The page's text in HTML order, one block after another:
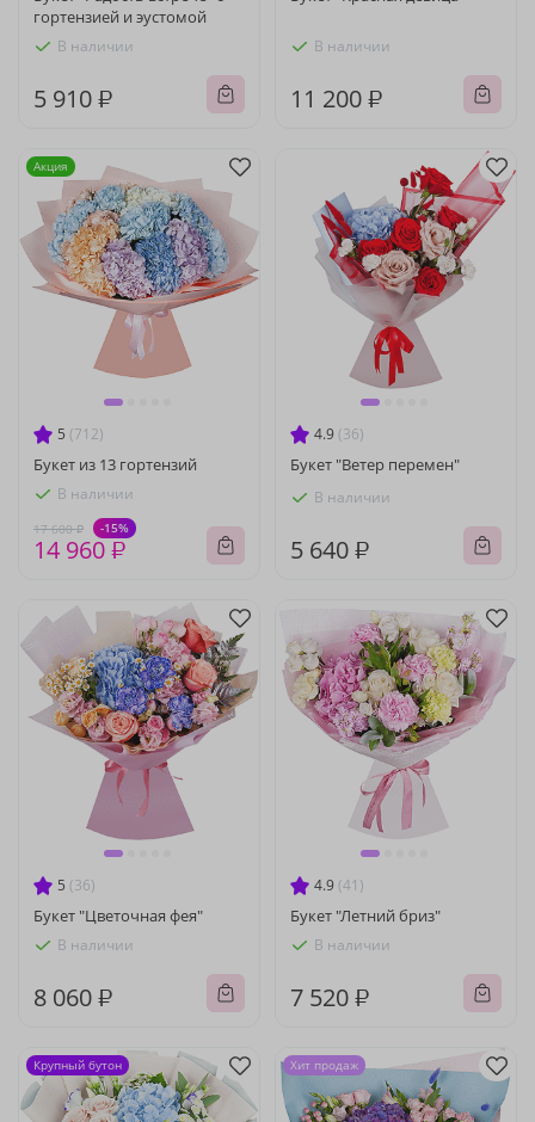
гортензией и эустомой
В наличии
5 910 ₽
В наличии
11 200 ₽
5 (712)
Букет из 13 гортензий
В наличии
17 600 ₽ -15%
14 960 ₽
Акция
4.9 (36)
Букет "Ветер перемен"
В наличии
5 640 ₽
5 (36)
Букет "Цветочная фея"
В наличии
8 060 ₽
4.9 (41)
Букет "Летний бриз"
В наличии
7 520 ₽
Крупный бутон Хит продаж